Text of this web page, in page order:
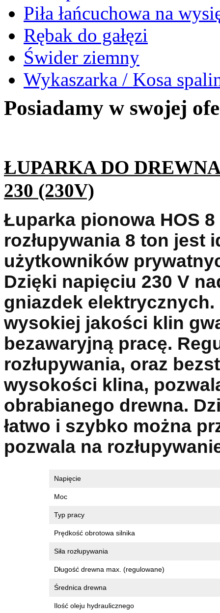
Piła łańcuchowa na
Rębak do gałęzi
Świder ziemny
Wykaszarka / Kosa
Posiadamy w swojej
ŁUPARKA DO
230 (230V)
Łuparka pionowa HOS
rozłupywania 8 ton jest
użytkowników
Dzięki napięciu 230 V
gniazdek
wysokiej jakości klin
bezawaryjną pracę.
rozłupywania, oraz
wysokości klina,
obrabianego drewna.
łatwo i szybko można
pozwala na
Napięcie
Moc
Typ pracy
Prędkość obrotowa silnika
Siła rozłupywania
Długość drewna max. (regulowane)
Średnica drewna
Ilość oleju hydraulicznego